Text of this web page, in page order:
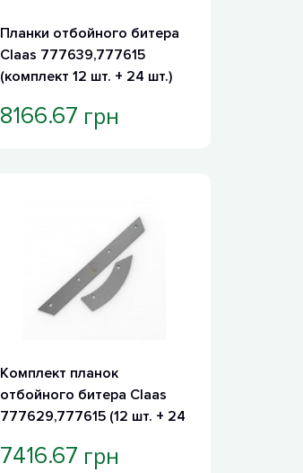
Планки отбойного битера
Claas 777639,777615
(комплект 12 шт. + 24 шт.)
8166.67 грн
Комплект планок
отбойного битера Claas
777629,777615 (12 шт. + 24
7416.67 грн